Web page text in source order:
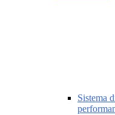
Sistema